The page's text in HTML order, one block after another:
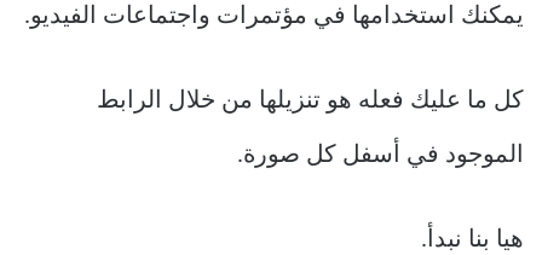
يمكنك استخدامها في مؤتمرات واجتماعات الفيديو.
كل ما عليك فعله هو تنزيلها من خلال الرابط
الموجود في أسفل كل صورة.
هيا بنا نبدأ.